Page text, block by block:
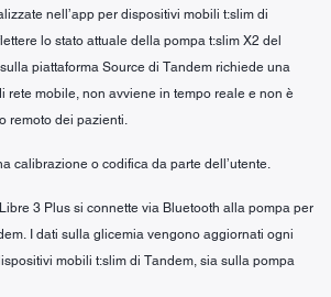
nell’app per dispositivi mobili t:slim di
lo stato attuale della pompa t:slim X2 del
piattaforma Source di Tandem richiede una
rete mobile, non avviene in tempo reale e non è
remoto dei pazienti.
calibrazione o codifica da parte dell’utente.
3 Plus si connette via Bluetooth alla pompa per
I dati sulla glicemia vengono aggiornati ogni
mobili t:slim di Tandem, sia sulla pompa